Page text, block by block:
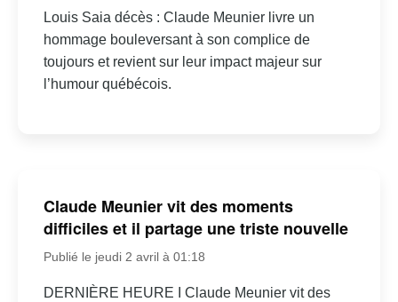
Louis Saia décès : Claude Meunier livre un
hommage bouleversant à son complice de
toujours et revient sur leur impact majeur sur
l’humour québécois.
Claude Meunier vit des moments
difficiles et il partage une triste nouvelle
Publié le jeudi 2 avril à 01:18
DERNIÈRE HEURE I Claude Meunier vit des